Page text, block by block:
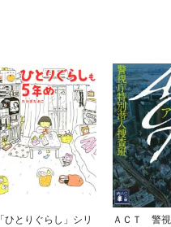
「ひとりぐらし」シリ
ＡＣＴ 警